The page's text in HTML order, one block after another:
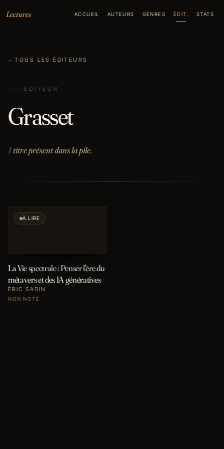
Lectures
ACCUEIL AUTEURS GENRES ÉDIT. STATS
←TOUS LES ÉDITEURS
ÉDITEUR
Grasset
1titre présent dans la pile.
À LIRE
La Vie spectrale : Penser l'ère du
métavers et des IA génératives
ÉRIC SADIN
NON NOTÉ